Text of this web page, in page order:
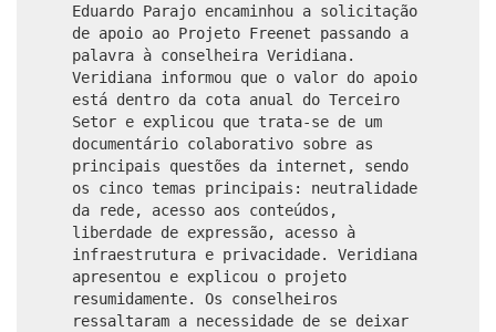
Eduardo Parajo encaminhou a solicitação
de apoio ao Projeto Freenet passando a
palavra à conselheira Veridiana.
Veridiana informou que o valor do apoio
está dentro da cota anual do Terceiro
Setor e explicou que trata-se de um
documentário colaborativo sobre as
principais questões da internet, sendo
os cinco temas principais: neutralidade
da rede, acesso aos conteúdos,
liberdade de expressão, acesso à
infraestrutura e privacidade. Veridiana
apresentou e explicou o projeto
resumidamente. Os conselheiros
ressaltaram a necessidade de se deixar